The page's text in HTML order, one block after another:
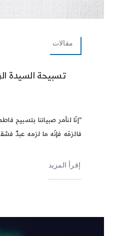
مقالات
تسبيحة السيدة
"إنّا لنأمر صبياننا بتسبيح
فالزمْه فإنّه ما لزمه عبدٌ
إقرأ المزيد